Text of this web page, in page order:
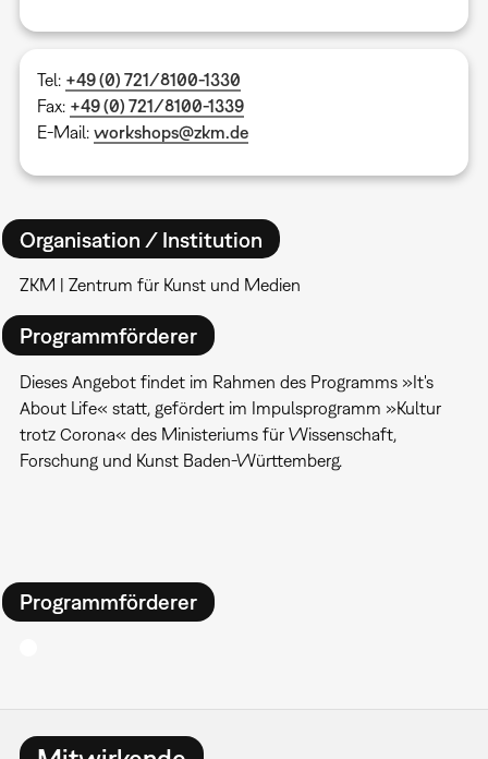
Tel: +49 (0) 721/8100-1330
Fax: +49 (0) 721/8100-1339
E-Mail: workshops@zkm.de
Organisation / Institution
ZKM | Zentrum für Kunst und Medien
Programmförderer
Dieses Angebot findet im Rahmen des Programms »It's
About Life« statt, gefördert im Impulsprogramm »Kultur
trotz Corona« des Ministeriums für Wissenschaft,
Forschung und Kunst Baden-Württemberg.
Programmförderer